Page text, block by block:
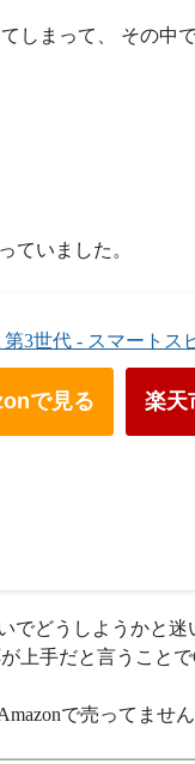
しまって、 その
ていました。
第3世代 - スマートス
で見る 楽天
でどうしようかと
上手だと言うことで
で売ってません